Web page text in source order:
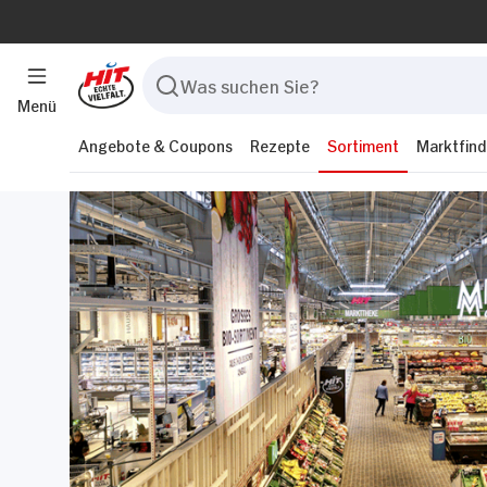
Menü
Angebote & Coupons
Rezepte Sortiment